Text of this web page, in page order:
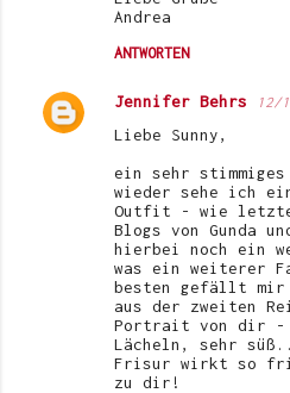
Andrea
ANTWORTEN
Jennifer Behrs 12/
Liebe Sunny,
ein sehr
wieder sehe ich
Outfit - wie
Blogs von Gunda
hierbei noch ein
was ein weiterer
besten gefällt mir
aus der zweiten
Portrait von dir -
Lächeln, sehr
Frisur wirkt so
zu dir!